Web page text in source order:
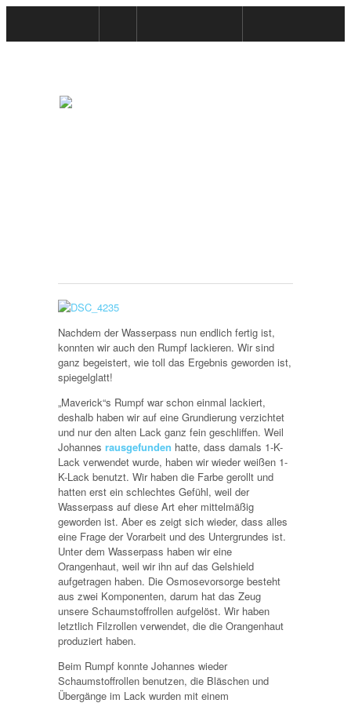
DATENSCHUTZERKLÄRUNG
Nachdem der Wasserpass nun endlich fertig ist,
konnten wir auch den Rumpf lackieren. Wir sind
ganz begeistert, wie toll das Ergebnis geworden ist,
spiegelglatt!
„Maverick“s Rumpf war schon einmal lackiert,
deshalb haben wir auf eine Grundierung verzichtet
und nur den alten Lack ganz fein geschliffen. Weil
Johannes rausgefunden hatte, dass damals 1-K-
Lack verwendet wurde, haben wir wieder weißen 1-
K-Lack benutzt. Wir haben die Farbe gerollt und
hatten erst ein schlechtes Gefühl, weil der
Wasserpass auf diese Art eher mittelmäßig
geworden ist. Aber es zeigt sich wieder, dass alles
eine Frage der Vorarbeit und des Untergrundes ist.
Unter dem Wasserpass haben wir eine
Orangenhaut, weil wir ihn auf das Gelshield
aufgetragen haben. Die Osmosevorsorge besteht
aus zwei Komponenten, darum hat das Zeug
unsere Schaumstoffrollen aufgelöst. Wir haben
letztlich Filzrollen verwendet, die die Orangenhaut
produziert haben.
Beim Rumpf konnte Johannes wieder
Schaumstoffrollen benutzen, die Bläschen und
Übergänge im Lack wurden mit einem